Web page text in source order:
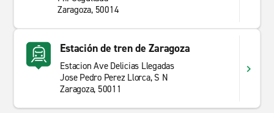
Zaragoza, 50014
Estación de tren de Zaragoza
Estacion Ave Delicias Llegadas
Jose Pedro Perez Llorca, S N
Zaragoza, 50011